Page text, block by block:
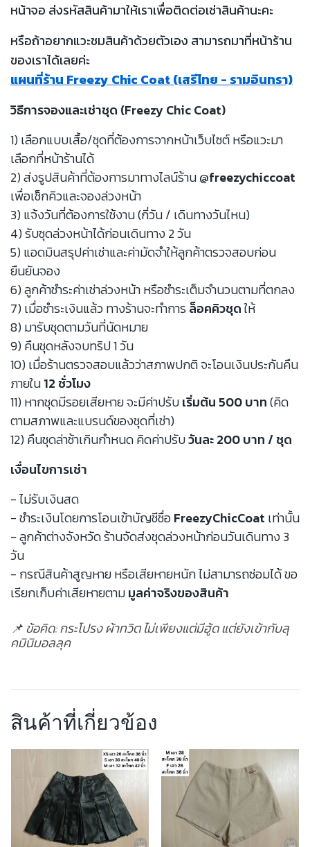
หน้าจอ ส่งรหัสสินค้ามาให้เราเพื่อติดต่อเช่าสินค้านะคะ
หรือถ้าอยากแวะชมสินค้าด้วยตัวเอง สามารถมาที่หน้าร้าน
ของเราได้เลยค่ะ
แผนที่ร้าน Freezy Chic Coat (เสรีไทย - รามอินทรา)
วิธีการจองและเช่าชุด (Freezy Chic Coat)
1) เลือกแบบเสื้อ/ชุดที่ต้องการจากหน้าเว็บไซต์ หรือแวะมา
เลือกที่หน้าร้านได้
2) ส่งรูปสินค้าที่ต้องการมาทางไลน์ร้าน@freezychiccoat
เพื่อเช็กคิวและจองล่วงหน้า
3) แจ้งวันที่ต้องการใช้งาน (กี่วัน / เดินทางวันไหน)
4) รับชุดล่วงหน้าได้ก่อนเดินทาง 2 วัน
5) แอดมินสรุปค่าเช่าและค่ามัดจำให้ลูกค้าตรวจสอบก่อน
ยืนยันจอง
6) ลูกค้าชำระค่าเช่าล่วงหน้า หรือชำระเต็มจำนวนตามที่ตกลง
7) เมื่อชำระเงินแล้ว ทางร้านจะทำการล็อคคิวชุดให้
8) มารับชุดตามวันที่นัดหมาย
9) คืนชุดหลังจบทริป 1 วัน
10) เมื่อร้านตรวจสอบแล้วว่าสภาพปกติ จะโอนเงินประกันคืน
ภายใน12 ชั่วโมง
11) หากชุดมีรอยเสียหาย จะมีค่าปรับเริ่มต้น 500 บาท(คิด
ตามสภาพและแบรนด์ของชุดที่เช่า)
12) คืนชุดล่าช้าเกินกำหนด คิดค่าปรับวันละ 200 บาท / ชุด
เงื่อนไขการเช่า
- ไม่รับเงินสด
- ชำระเงินโดยการโอนเข้าบัญชีชื่อFreezyChicCoat เท่านั้น
- ลูกค้าต่างจังหวัด ร้านจัดส่งชุดล่วงหน้าก่อนวันเดินทาง 3
วัน
- กรณีสินค้าสูญหาย หรือเสียหายหนัก ไม่สามารถซ่อมได้ ขอ
เรียกเก็บค่าเสียหายตามมูลค่าจริงของสินค้า
📌 ข้อคิด: กระโปรง ผ้าทวิต ไม่เพียงแต่มีฮู้ด แต่ยังเข้ากับลุ
คมินิมอลลุค
สินค้าที่เกี่ยวข้อง